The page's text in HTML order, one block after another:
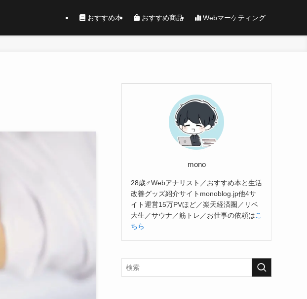
おすすめ本 おすすめ商品 Webマーケティング
mono
28歳♂Webアナリスト／おすすめ本と生活
改善グッズ紹介サイトmonoblog.jp他4サ
イト運営15万PVほど／楽天経済圏／リベ
大生／サウナ／筋トレ／お仕事の依頼はこ
ちら